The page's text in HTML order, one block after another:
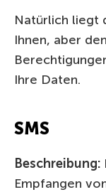
Natürlich liegt
Ihnen, aber
Ihre Daten.
SMS
Beschreibung:
Empfangen